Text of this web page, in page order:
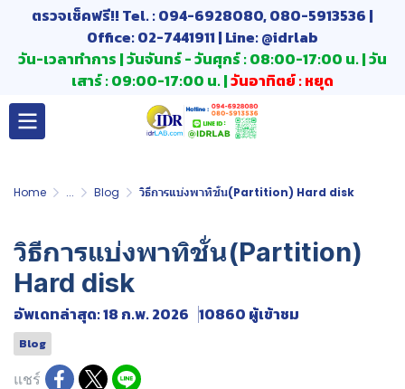
ตรวจเช็คฟรี!! Tel. : 094-6928080, 080-5913536 |
Office: 02-7441911 | Line: @idrlab
วัน-เวลาทำการ | วันจันทร์ - วันศุกร์ : 08:00-17:00 น. | วัน
เสาร์ : 09:00-17:00 น. |วันอาทิตย์ : หยุด
Home ... Blog วิธีการแบ่งพาทิชั่น(Partition) Hard disk
วิธีการแบ่งพาทิชั่น(Partition)
Hard disk
อัพเดทล่าสุด: 18 ก.พ. 2026 10860 ผู้เข้าชม
Blog
แชร์